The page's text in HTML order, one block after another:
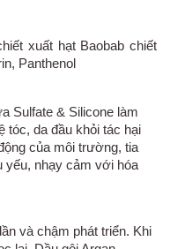
xuất hạt Baobab chiết
Panthenol
Sulfate & Silicone làm
tóc, da đầu khỏi tác hại
của môi trường, tia
yếu, nhạy cảm với hóa
và chậm phát triển. Khi